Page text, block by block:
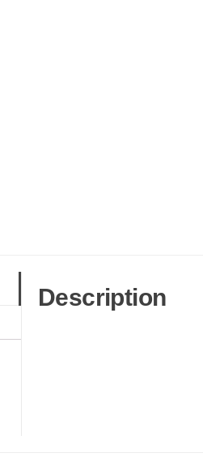
Description